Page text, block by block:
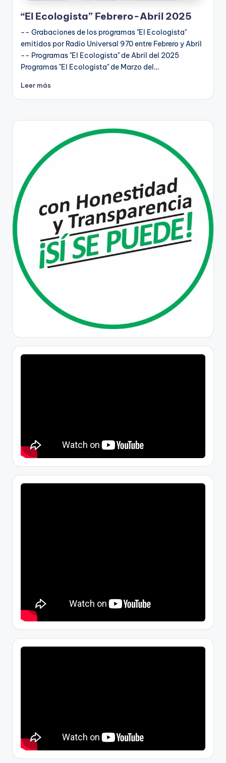
“El Ecologista” Febrero-Abril 2025
-- Grabaciones de los programas "El Ecologista"
emitidos por Radio Universal 970 entre Febrero y Abril
-- Programas "El Ecologista" de Abril del 2025
Programas "El Ecologista" de Marzo del…
Leer más